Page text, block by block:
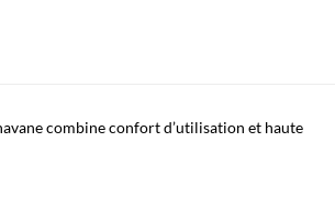
combine confort d’utilisation et haute